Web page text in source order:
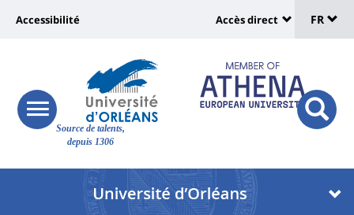
Site
Source de talents,
depuis 1306
Université
responsive
menu
button
Université
vers
page
accessibilité
Accessibilité
:
Shortcut
links
Accès direct
de
FR
Université